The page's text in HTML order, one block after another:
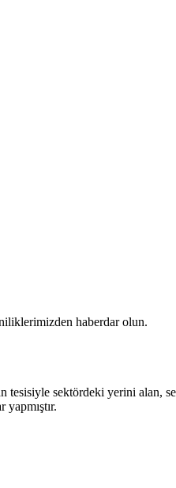
haberdar olun.
tesisiyle sektördeki yerini alan,
yapmıştır.